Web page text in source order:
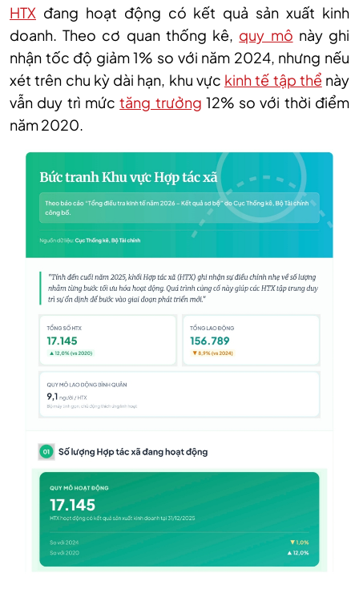
HTX đang hoạt động có kết quả sản xuất kinh
doanh. Theo cơ quan thống kê, quy mô này ghi
nhận tốc độ giảm 1% so với năm 2024, nhưng nếu
xét trên chu kỳ dài hạn, khu vực kinh tế tập thể này
vẫn duy trì mứctăng trưởng 12% so với thời điểm
năm 2020.